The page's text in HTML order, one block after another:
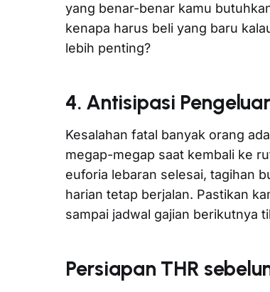
yang benar-benar kamu
kenapa harus beli yang baru
lebih penting?
4. Antisipasi
Kesalahan fatal banyak orang
megap-megap saat kembali ke
euforia lebaran selesai, tagihan
harian tetap berjalan. Pastikan
sampai jadwal gajian berikutnya
Persiapan THR